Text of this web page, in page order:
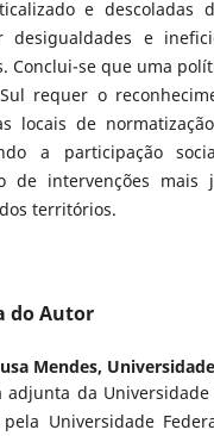
e descoladas
desigualdades e
Conclui-se que uma
requer o
locais de
a participação
de intervenções
territórios.
do Autor
Mendes,
adjunta da
pela Universidade